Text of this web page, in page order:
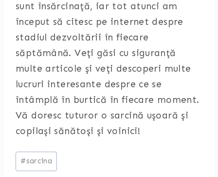
sunt însărcinaţă, iar tot atunci am
început să citesc pe internet despre
stadiul dezvoltării în fiecare
săptămână. Veţi găsi cu siguranţă
multe articole şi veţi descoperi multe
lucruri interesante despre ce se
întâmplă în burtică în fiecare moment.
Vă doresc tuturor o sarcină uşoară şi
copilaşi sănătoşi şi voinici!
Post
Tags:
#sarcina